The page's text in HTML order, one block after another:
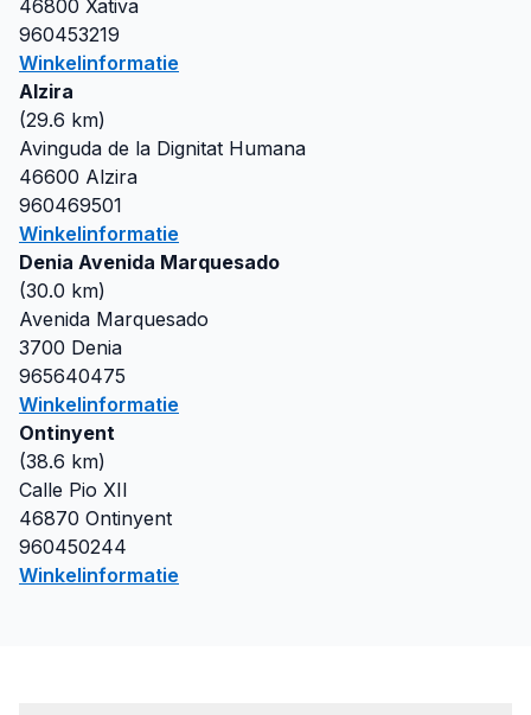
46800 Xativa
960453219
Winkelinformatie
Alzira
(29.6 km)
Avinguda de la Dignitat Humana
46600 Alzira
960469501
Winkelinformatie
Denia Avenida Marquesado
(30.0 km)
Avenida Marquesado
3700 Denia
965640475
Winkelinformatie
Ontinyent
(38.6 km)
Calle Pio XII
46870 Ontinyent
960450244
Winkelinformatie